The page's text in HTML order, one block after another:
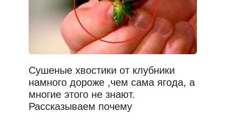
Сушеные хвостики от клубники
намного дороже ,чем сама ягода, а
многие этого не знают.
Рассказываем почему